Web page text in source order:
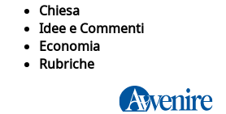
Chiesa
Idee e Commenti
Economia
Rubriche